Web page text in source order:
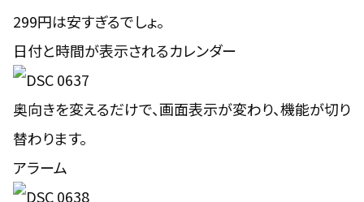
299円は安すぎるでしょ。
日付と時間が表示されるカレンダー
奥向きを変えるだけで、画面表示が変わり、機能が切り
替わります。
アラーム